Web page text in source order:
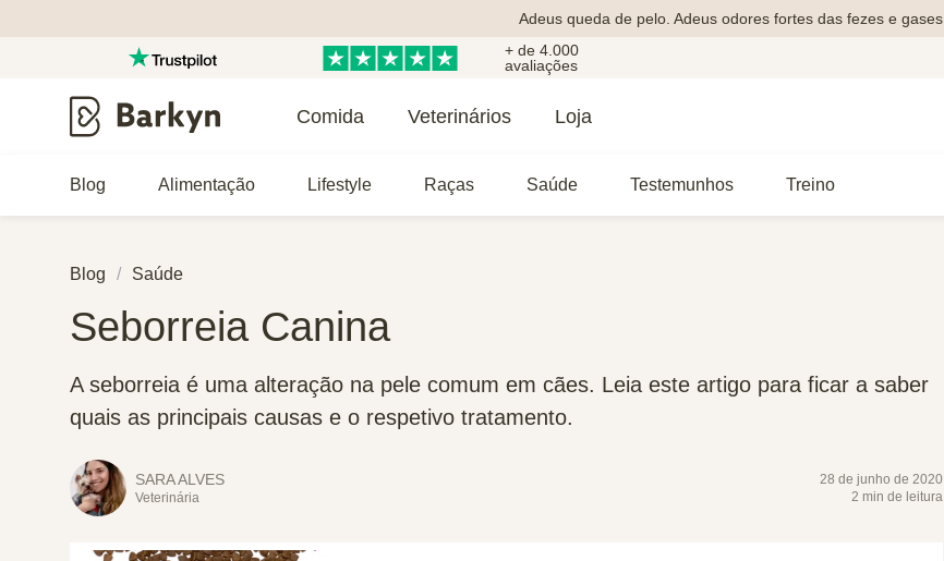
Adeus queda de pelo. Adeus odores fortes das fezes e gases.
+ de 4.000
avaliações
Comida Veterinários Loja
Blog Alimentação Lifestyle Raças Saúde Testemunhos Treino
Blog Saúde
Seborreia Canina
A seborreia é uma alteração na pele comum em cães. Leia este artigo para ficar a saber
quais as principais causas e o respetivo tratamento.
SARA ALVES
Veterinária
28 de junho de 2020
2 min de leitura